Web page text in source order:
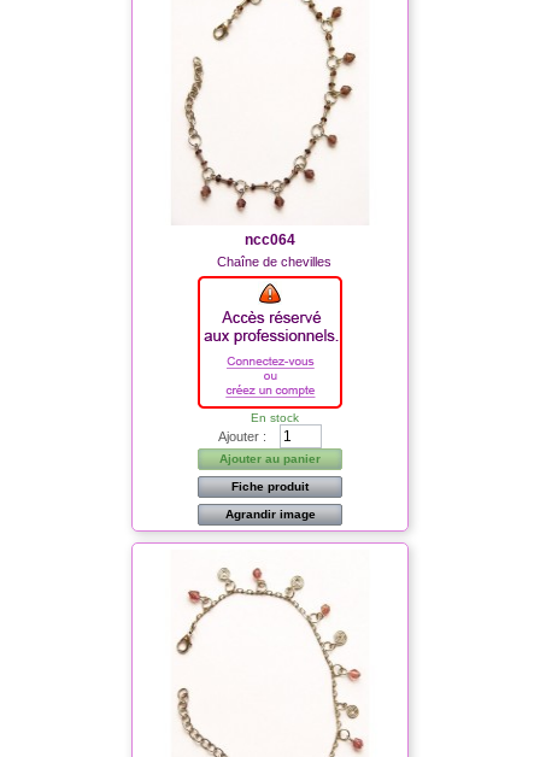
ncc064
Chaîne de chevilles
En stock
Ajouter :
Ajouter au panier
Fiche produit
Agrandir image